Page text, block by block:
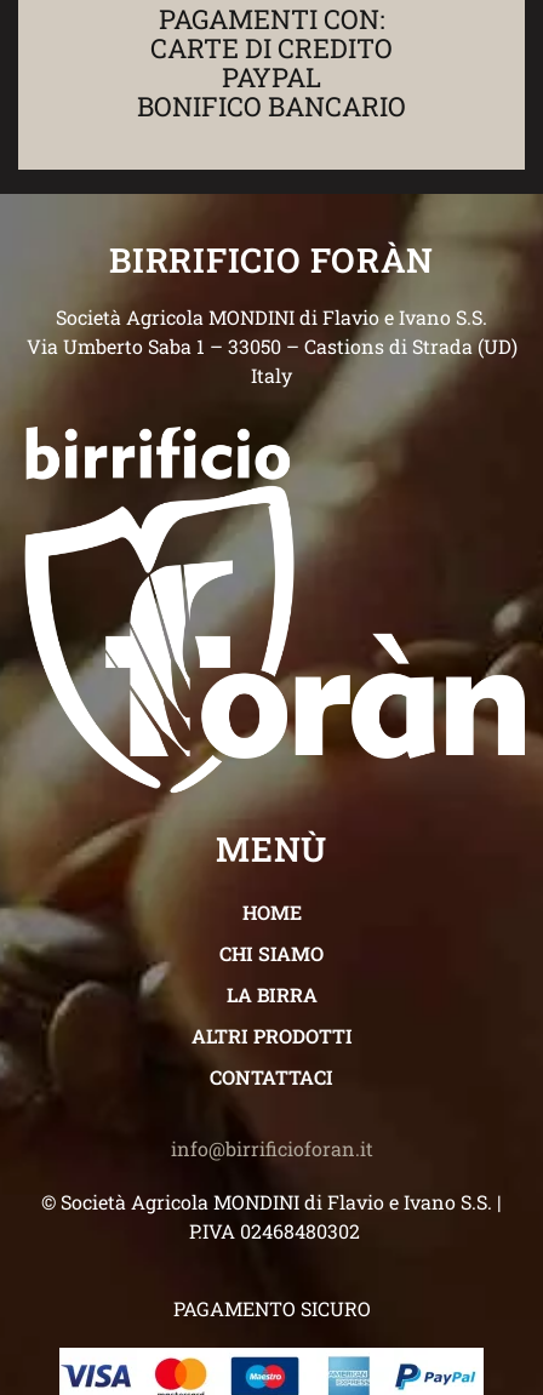
PAGAMENTI CON:
CARTE DI CREDITO
PAYPAL
BONIFICO BANCARIO
BIRRIFICIO FORÀN
Società Agricola MONDINI di Flavio e Ivano S.S.
Via Umberto Saba 1 – 33050 – Castions di Strada (UD)
Italy
MENÙ
HOME
CHI SIAMO
LA BIRRA
ALTRI PRODOTTI
CONTATTACI
info@birrificioforan.it
© Società Agricola MONDINI di Flavio e Ivano S.S. |
P.IVA 02468480302
PAGAMENTO SICURO